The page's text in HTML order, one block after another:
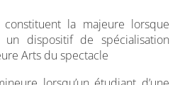
la majeure lorsque
un dispositif de spécialisation
Arts du spectacle